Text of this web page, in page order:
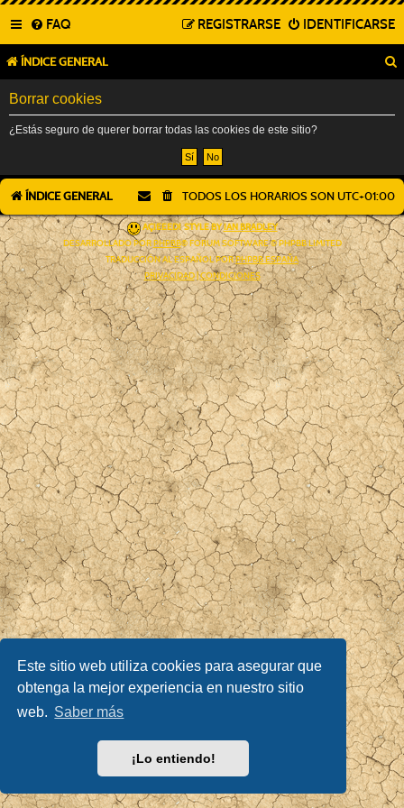
Este sitio web utiliza cookies para asegurar que
obtenga la mejor experiencia en nuestro sitio
web. Saber más
¡Lo entiendo!
FAQ IDENTIFICARSE
REGISTRARSE
ÍNDICE GENERAL
Borrar cookies
¿Estás seguro de querer borrar todas las cookies de este sitio?
ÍNDICE GENERAL TODOS LOS HORARIOS SON UTC+01:00
AÇIEEED! STYLE BYIAN BRADLEY
DESARROLLADO POR PHPBB® FORUM SOFTWARE © PHPBB LIMITED
TRADUCCIÓN AL ESPAÑOL PORPHPBB ESPAÑA
PRIVACIDAD|CONDICIONES